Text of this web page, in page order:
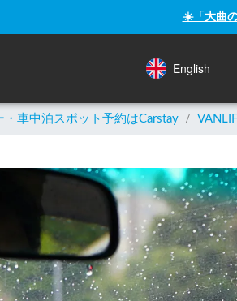
☀️「大曲
English
・車中泊スポット予約はCarstay /